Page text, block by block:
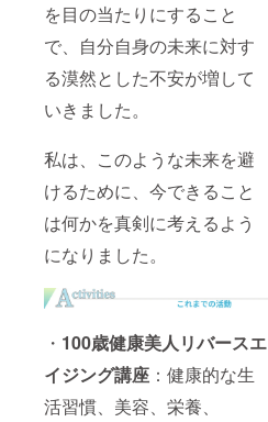
を目の当たりにすること
で、自分自身の未来に対す
る漠然とした不安が増して
いきました。
私は、このような未来を避
けるために、今できること
は何かを真剣に考えるよう
になりました。
・ 100歳健康美人リバースエ
イジング講座 ：健康的な生
活習慣、美容、栄養、